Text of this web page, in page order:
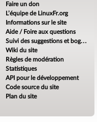
Faire un don
L’équipe de LinuxFr.org
Informations sur le site
Aide / Foire aux questions
Suivi des suggestions et bogues
Wiki du site
Règles de modération
Statistiques
API pour le développement
Code source du site
Plan du site